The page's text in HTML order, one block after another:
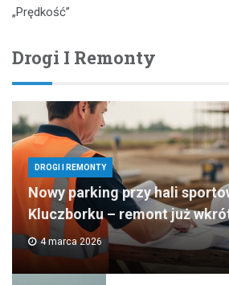
„Prędkość”
Drogi I Remonty
DROGI I REMONTY
Nowy parking przy hali
Kluczborku – remont już
4 marca 2026